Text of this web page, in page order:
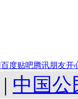
百度贴吧腾讯朋友开
| 中国公